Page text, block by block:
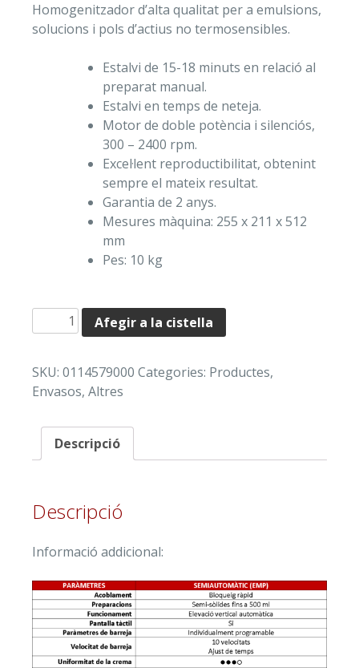
Homogenitzador d’alta qualitat per a emulsions,
solucions i pols d’actius no termosensibles.
Estalvi de 15-18 minuts en relació al
preparat manual.
Estalvi en temps de neteja.
Motor de doble potència i silenciós,
300 – 2400 rpm.
Excel·lent reproductibilitat, obtenint
sempre el mateix resultat.
Garantia de 2 anys.
Mesures màquina: 255 x 211 x 512
mm
Pes: 10 kg
quantitat
de
FAGRONLAB™
SEMIAUTOMÀTIC
Afegir a la cistella
SKU: 0114579000 Categories: Productes,
Envasos, Altres
Descripció
Descripció
Informació addicional: